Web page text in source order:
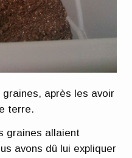
après les avoir
terre.
graines allaient
avons dû lui expliquer